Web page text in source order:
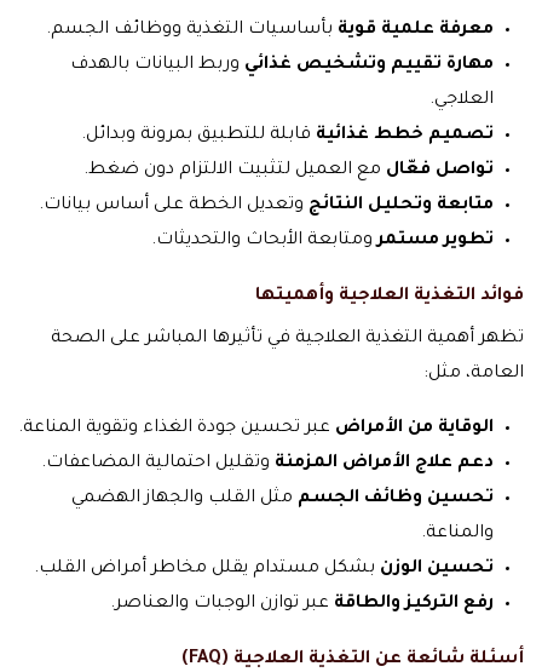
معرفة علمية قوية بأساسيات التغذية ووظائف الجسم.
مهارة تقييم وتشخيص غذائي وربط البيانات بالهدف
العلاجي.
تصميم خطط غذائية قابلة للتطبيق بمرونة وبدائل.
تواصل فعّال مع العميل لتثبيت الالتزام دون ضغط.
متابعة وتحليل النتائج وتعديل الخطة على أساس بيانات.
تطوير مستمرومتابعة الأبحاث والتحديثات.
فوائد التغذية العلاجية وأهميتها
تظهر أهمية التغذية العلاجية في تأثيرها المباشر على الصحة
العامة، مثل:
الوقاية من الأمراض عبر تحسين جودة الغذاء وتقوية المناعة.
دعم علاج الأمراض المزمنة وتقليل احتمالية المضاعفات.
تحسين وظائف الجسم مثل القلب والجهاز الهضمي
والمناعة.
تحسين الوزن بشكل مستدام يقلل مخاطر أمراض القلب.
رفع التركيز والطاقة عبر توازن الوجبات والعناصر.
أسئلة شائعة عن التغذية العلاجية (FAQ)